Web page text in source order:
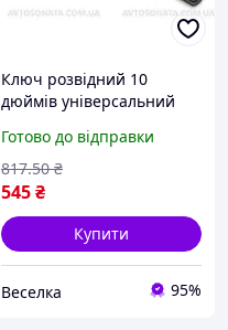
Ключ розвідний 10
дюймів універсальний
і будівельників із
регулюванням
захоплення FLAME
Готово до відправки
545₴
817.50 ₴
Купити
Веселка 95%